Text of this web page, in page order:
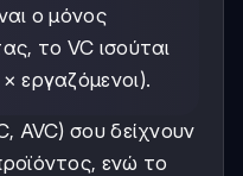
ο μόνος
το VC ισούται
εργαζόμενοι).
AVC) σου δείχνουν
ενώ το